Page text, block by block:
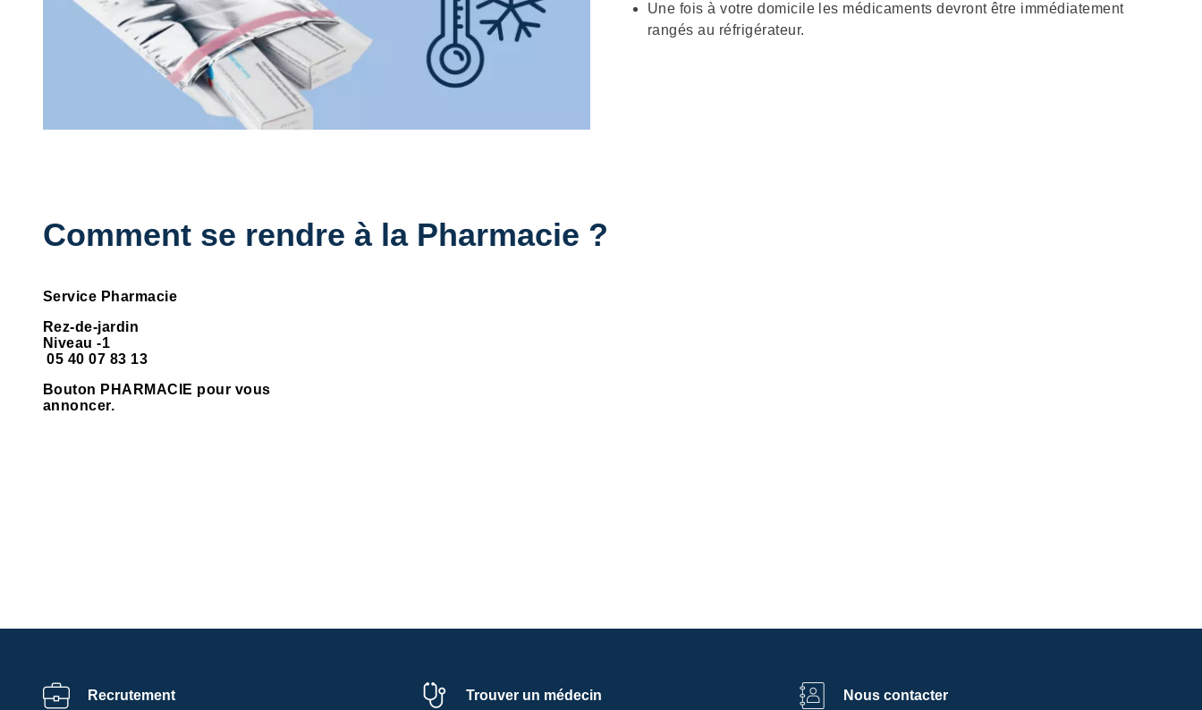
Une fois à votre domicile les médicaments devront être immédiatement
rangés au réfrigérateur.
Comment se rendre à la Pharmacie ?
Service Pharmacie
Rez-de-jardin
Niveau -1
05 40 07 83 13
Bouton PHARMACIE pour vous
annoncer.
Recrutement Trouver un médecin Nous contacter